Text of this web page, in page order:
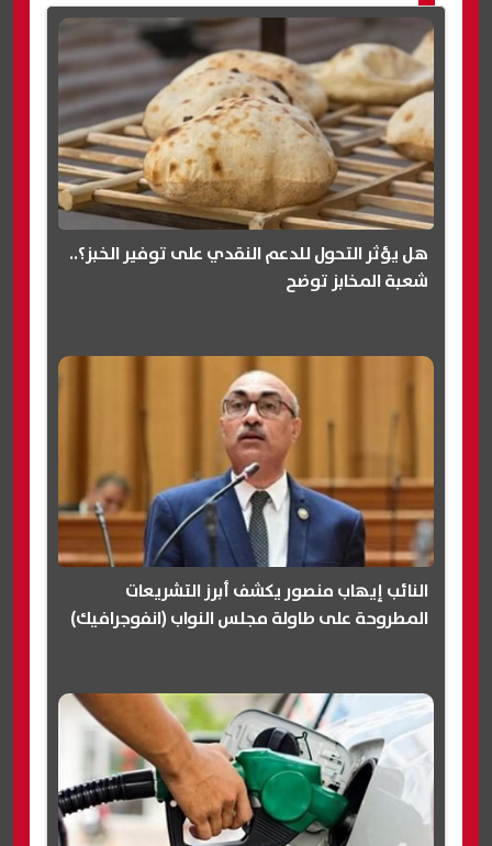
هل يؤثر التحول للدعم النقدي على توفير الخبز؟..
شعبة المخابز توضح
النائب إيهاب منصور يكشف أبرز التشريعات
المطروحة على طاولة مجلس النواب (انفوجرافيك)